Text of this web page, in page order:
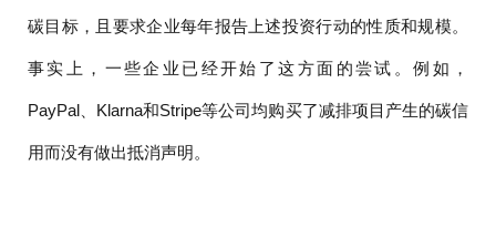
碳目标，且要求企业每年报告上述投资行动的性质和规模。
事实上，一些企业已经开始了这方面的尝试。例如，
PayPal、Klarna和Stripe等公司均购买了减排项目产生的碳信
用而没有做出抵消声明。